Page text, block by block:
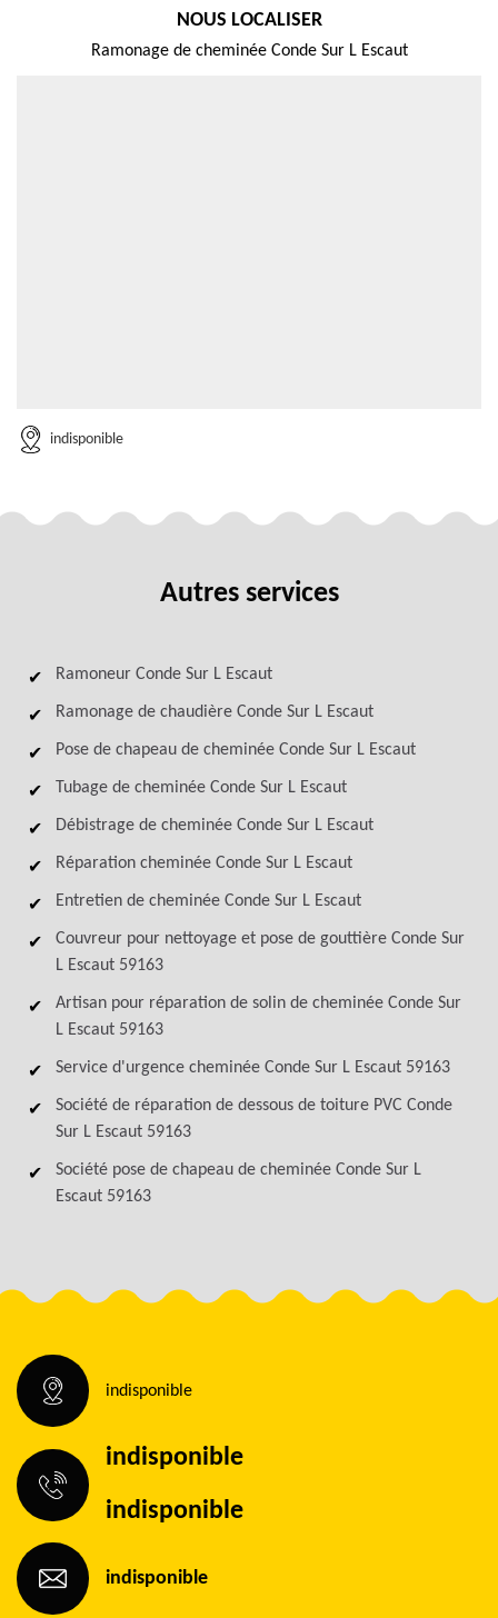
NOUS LOCALISER
Ramonage de cheminée Conde Sur L Escaut
indisponible
Autres services
Ramoneur Conde Sur L Escaut
Ramonage de chaudière Conde Sur L Escaut
Pose de chapeau de cheminée Conde Sur L Escaut
Tubage de cheminée Conde Sur L Escaut
Débistrage de cheminée Conde Sur L Escaut
Réparation cheminée Conde Sur L Escaut
Entretien de cheminée Conde Sur L Escaut
Couvreur pour nettoyage et pose de gouttière Conde Sur
L Escaut 59163
Artisan pour réparation de solin de cheminée Conde Sur
L Escaut 59163
Service d'urgence cheminée Conde Sur L Escaut 59163
Société de réparation de dessous de toiture PVC Conde
Sur L Escaut 59163
Société pose de chapeau de cheminée Conde Sur L
Escaut 59163
indisponible
indisponible
indisponible
indisponible